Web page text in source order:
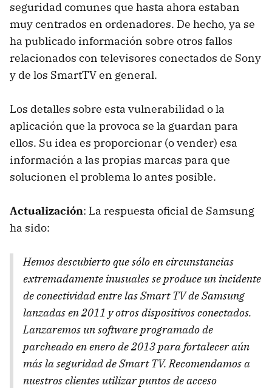
seguridad comunes que hasta ahora estaban
muy centrados en ordenadores. De hecho, ya se
ha publicado información sobre otros fallos
relacionados con televisores conectados de Sony
y de los SmartTV en general.
Los detalles sobre esta vulnerabilidad o la
aplicación que la provoca se la guardan para
ellos. Su idea es proporcionar (o vender) esa
información a las propias marcas para que
solucionen el problema lo antes posible.
Actualización: La respuesta oficial de Samsung
ha sido:
Hemos descubierto que sólo en circunstancias
extremadamente inusuales se produce un incidente
de conectividad entre las Smart TV de Samsung
lanzadas en 2011 y otros dispositivos conectados.
Lanzaremos un software programado de
parcheado en enero de 2013 para fortalecer aún
más la seguridad de Smart TV. Recomendamos a
nuestros clientes utilizar puntos de acceso